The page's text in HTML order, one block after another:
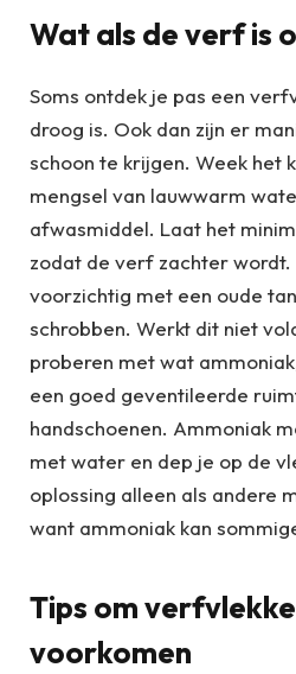
Wat als de verf is
Soms ontdek je pas een
droog is. Ook dan zijn er
schoon te krijgen. Week het
mengsel van lauwwarm
afwasmiddel. Laat het
zodat de verf zachter wordt.
voorzichtig met een oude
schrobben. Werkt dit niet
proberen met wat
een goed geventileerde
handschoenen. Ammoniak
met water en dep je op de
oplossing alleen als andere
want ammoniak kan
Tips om
voorkomen